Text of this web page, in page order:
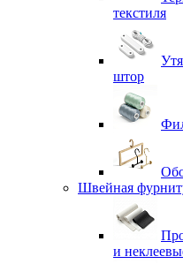
текстиля
штор
Швейная
и